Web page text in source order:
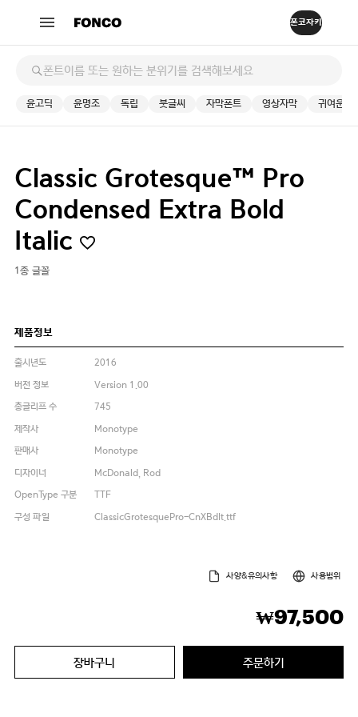
윤고딕 윤명조 독립 붓글씨 자막폰트 영상자막 귀여운
Classic Grotesque™ Pro
Condensed Extra Bold
Italic
1종 글꼴
제품정보
출시년도
2016
버전 정보
Version 1.00
총글리프 수
745
제작사
Monotype
판매사
Monotype
디자이너
McDonald, Rod
OpenType 구분
TTF
구성 파일
ClassicGrotesquePro-CnXBdIt.ttf
사양&유의사항 사용범위
₩97,500
장바구니 주문하기